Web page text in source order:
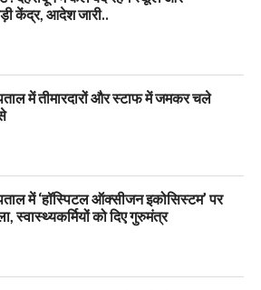
केंद्र, आदेश जारी..
में तीमारदारों और स्टाफ में जमकर चले
में ‘हॉस्पिटल ऑक्सीजन इकोसिस्टम’ पर
स्वास्थ्यकर्मियों को दिए गुरुमंत्र